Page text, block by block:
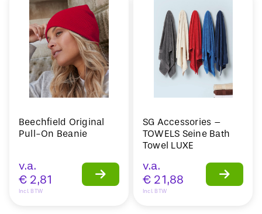
Beechfield Original
Pull-On Beanie
v.a.
€ 2,81
Incl. BTW
SG Accessories –
TOWELS Seine Bath
Towel LUXE
v.a.
€ 21,88
Incl. BTW